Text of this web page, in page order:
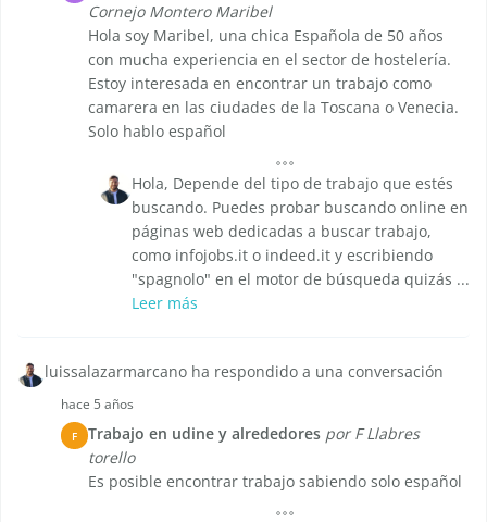
Cornejo Montero Maribel
Hola soy Maribel, una chica Española de 50 años
con mucha experiencia en el sector de hostelería.
Estoy interesada en encontrar un trabajo como
camarera en las ciudades de la Toscana o Venecia.
Solo hablo español
Hola, Depende del tipo de trabajo que estés
buscando. Puedes probar buscando online en
páginas web dedicadas a buscar trabajo,
como infojobs.it o indeed.it y escribiendo
"spagnolo" en el motor de búsqueda quizás ...
Leer más
luissalazarmarcano ha respondido a una conversación
hace 5 años
F Trabajo en udine y alrededores por F Llabres
torello
Es posible encontrar trabajo sabiendo solo español